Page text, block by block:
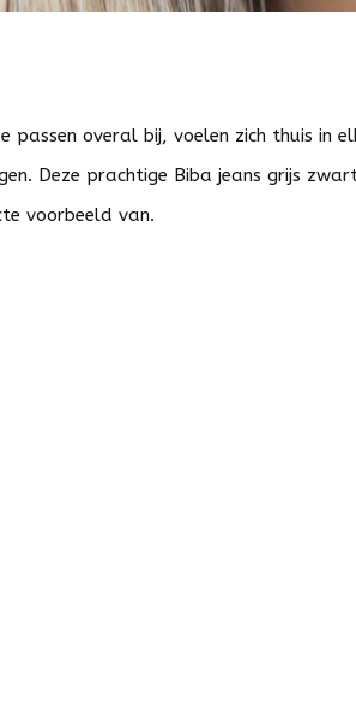
passen overal bij, voelen zich thuis in
Deze prachtige Biba jeans grijs
voorbeeld van.